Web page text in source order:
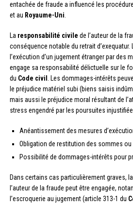
entachée de fraude a influencé les
et au Royaume-Uni.
La responsabilité civile de l’auteur de la
conséquence notable du retrait d’exequatur.
l’exécution d’un jugement étranger par des
engage sa responsabilité délictuelle sur le
du Code civil . Les dommages-intérêts
le préjudice matériel subi (biens saisis
mais aussi le préjudice moral résultant de
stress engendré par les poursuites
Anéantissement des mesures
Obligation de restitution des sommes
Possibilité de dommages-intérêts pour
Dans certains cas particulièrement graves, la
l’auteur de la fraude peut être engagée,
l’escroquerie au jugement (article 313-1 du